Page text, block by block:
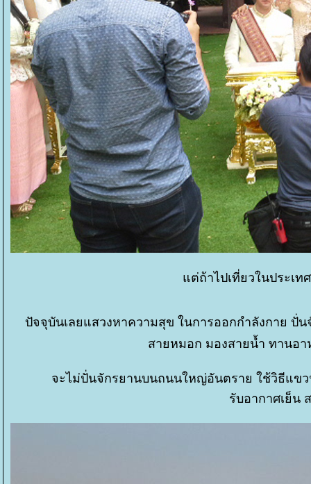
ต่ถ้าไปเที่ยวในประเท
ปัจจุบันเลยแสวงหาความสุข ในการออกกำลังกาย ปั่
สายหมอก มองสายน้ำ ทานอ
จะไม่ปั่นจักรยานบนถนนใหญ่อันตราย ใช้วิธีแข
รับอากาศเย็น